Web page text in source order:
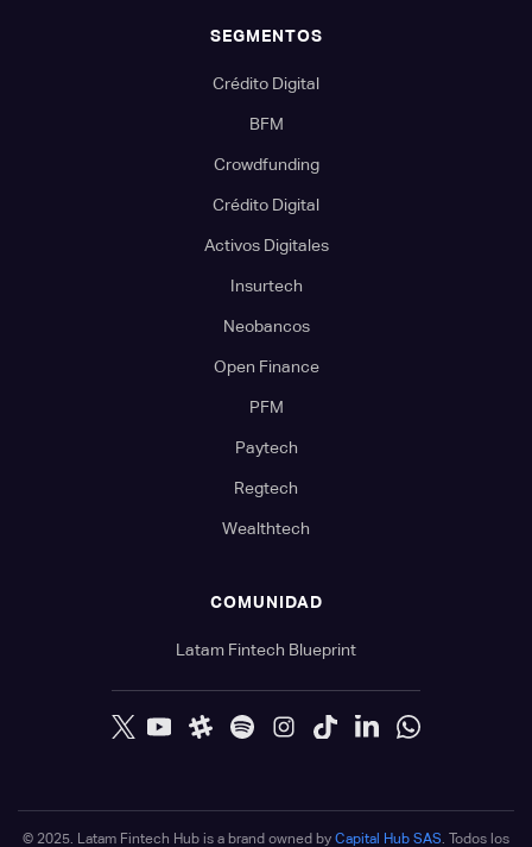
SEGMENTOS
Crédito Digital
BFM
Crowdfunding
Crédito Digital
Activos Digitales
Insurtech
Neobancos
Open Finance
PFM
Paytech
Regtech
Wealthtech
COMUNIDAD
Latam Fintech Blueprint
© 2025. Latam Fintech Hub is a brand owned by Capital Hub SAS . Todos los